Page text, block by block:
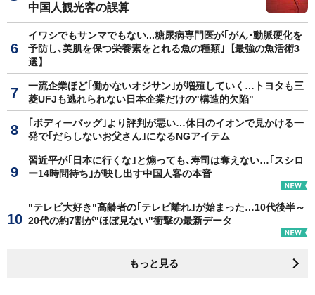
中国人観光客の誤算
イワシでもサンマでもない...糖尿病専門医が｢がん･動脈硬化を
予防し､美肌を保つ栄養素をとれる魚の種類｣【最強の魚活術3
選】
一流企業ほど｢働かないオジサン｣が増殖していく…トヨタも三
菱UFJも逃れられない日本企業だけの"構造的欠陥"
｢ボディーバッグ｣より評判が悪い…休日のイオンで見かける一
発で｢だらしないお父さん｣になるNGアイテム
習近平が｢日本に行くな｣と煽っても､寿司は奪えない…｢スシロ
ー14時間待ち｣が映し出す中国人客の本音
"テレビ大好き"高齢者の｢テレビ離れ｣が始まった…10代後半～
20代の約7割が"ほぼ見ない"衝撃の最新データ
もっと見る